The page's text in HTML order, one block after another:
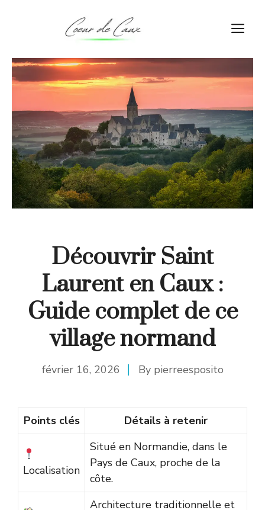
Découvrir Saint
Laurent en Caux :
Guide complet de ce
village normand
février 16, 2026 By pierreesposito
Points clés Détails à retenir
Localisation
Situé en Normandie, dans le
Pays de Caux, proche de la
côte.
Architecture traditionnelle et